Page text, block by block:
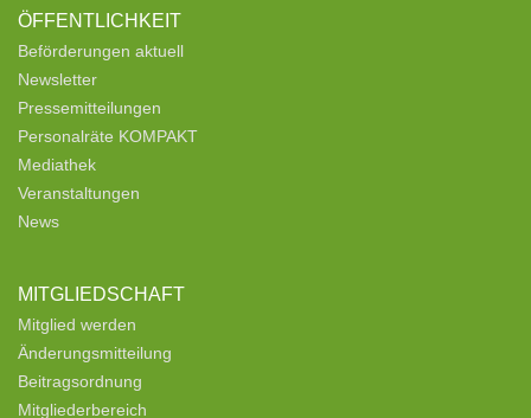
ÖFFENTLICHKEIT
Beförderungen aktuell
Newsletter
Pressemitteilungen
Personalräte KOMPAKT
Mediathek
Veranstaltungen
News
MITGLIEDSCHAFT
Mitglied werden
Änderungsmitteilung
Beitragsordnung
Mitgliederbereich